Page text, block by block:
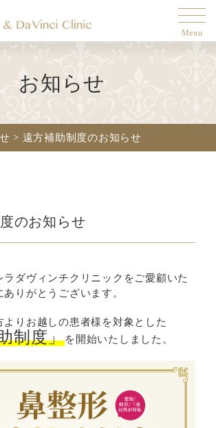
Menu
お知らせ
> 遠方補助制度のお知らせ
のお知らせ
ラダヴィンチクリニックをご愛顧いた
りがとうございます。
よりお越しの患者様を対象とした
制度」を開始いたしました。